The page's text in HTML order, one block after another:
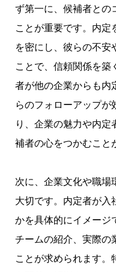
ず第一に、候補者との
ことが重要です。内定
を密にし、彼らの不安
ことで、信頼関係を築
者が他の企業からも内
らのフォローアップが
り、企業の魅力や内
補者の心をつかむこと
次に、企業文化や職場
大切です。内定者が入
かを具体的にイメージ
チームの紹介、実際の
ことが求められます。